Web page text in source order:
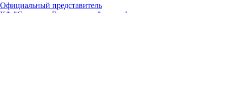
Официальный представитель
КФ "Смелость Быть первым" стал официальным представителем